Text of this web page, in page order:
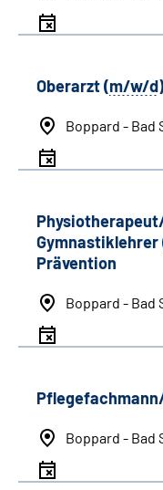
Oberarzt (m/w/d)
Boppard - Bad
Gymnastiklehrer
Prävention
Boppard - Bad
Boppard - Bad